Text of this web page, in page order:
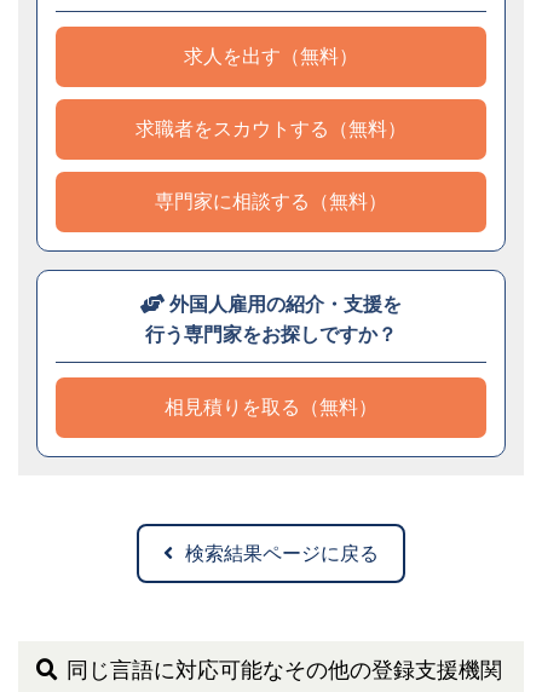
求人を出す（無料）
求職者をスカウトする（無料）
専門家に相談する（無料）
外国人雇用の紹介・支援を
行う専門家をお探しですか？
相見積りを取る（無料）
検索結果ページに戻る
同じ言語に対応可能なその他の登録支援機関